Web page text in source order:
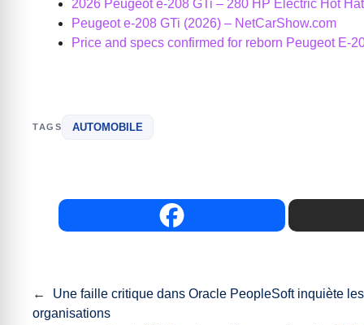
2026 Peugeot e-208 GTi – 280 HP Electric Hot
Peugeot e-208 GTi (2026) – NetCarShow.com
Price and specs confirmed for reborn Peugeot E-
TAGS AUTOMOBILE
←
Une faille critique dans Oracle PeopleSoft inquiète
organisations